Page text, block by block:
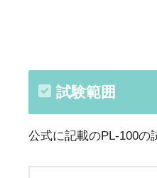
試験範囲
公式に記載のPL-100の